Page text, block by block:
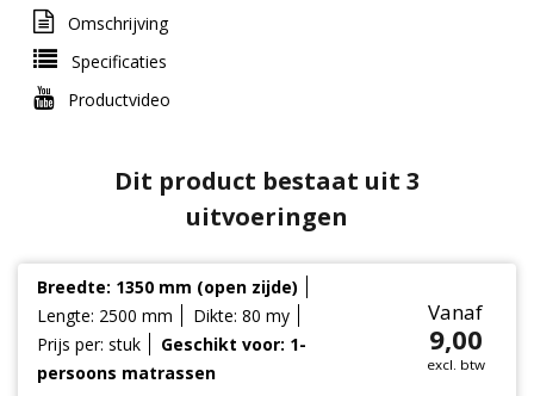
Omschrijving
Specificaties
Productvideo
Dit product bestaat uit 3
uitvoeringen
Breedte: 1350 mm (open zijde)
Lengte: 2500 mm
Dikte: 80 my
Prijs per: stuk
Geschikt voor: 1-
persoons matrassen
Vanaf
9,00
excl. btw